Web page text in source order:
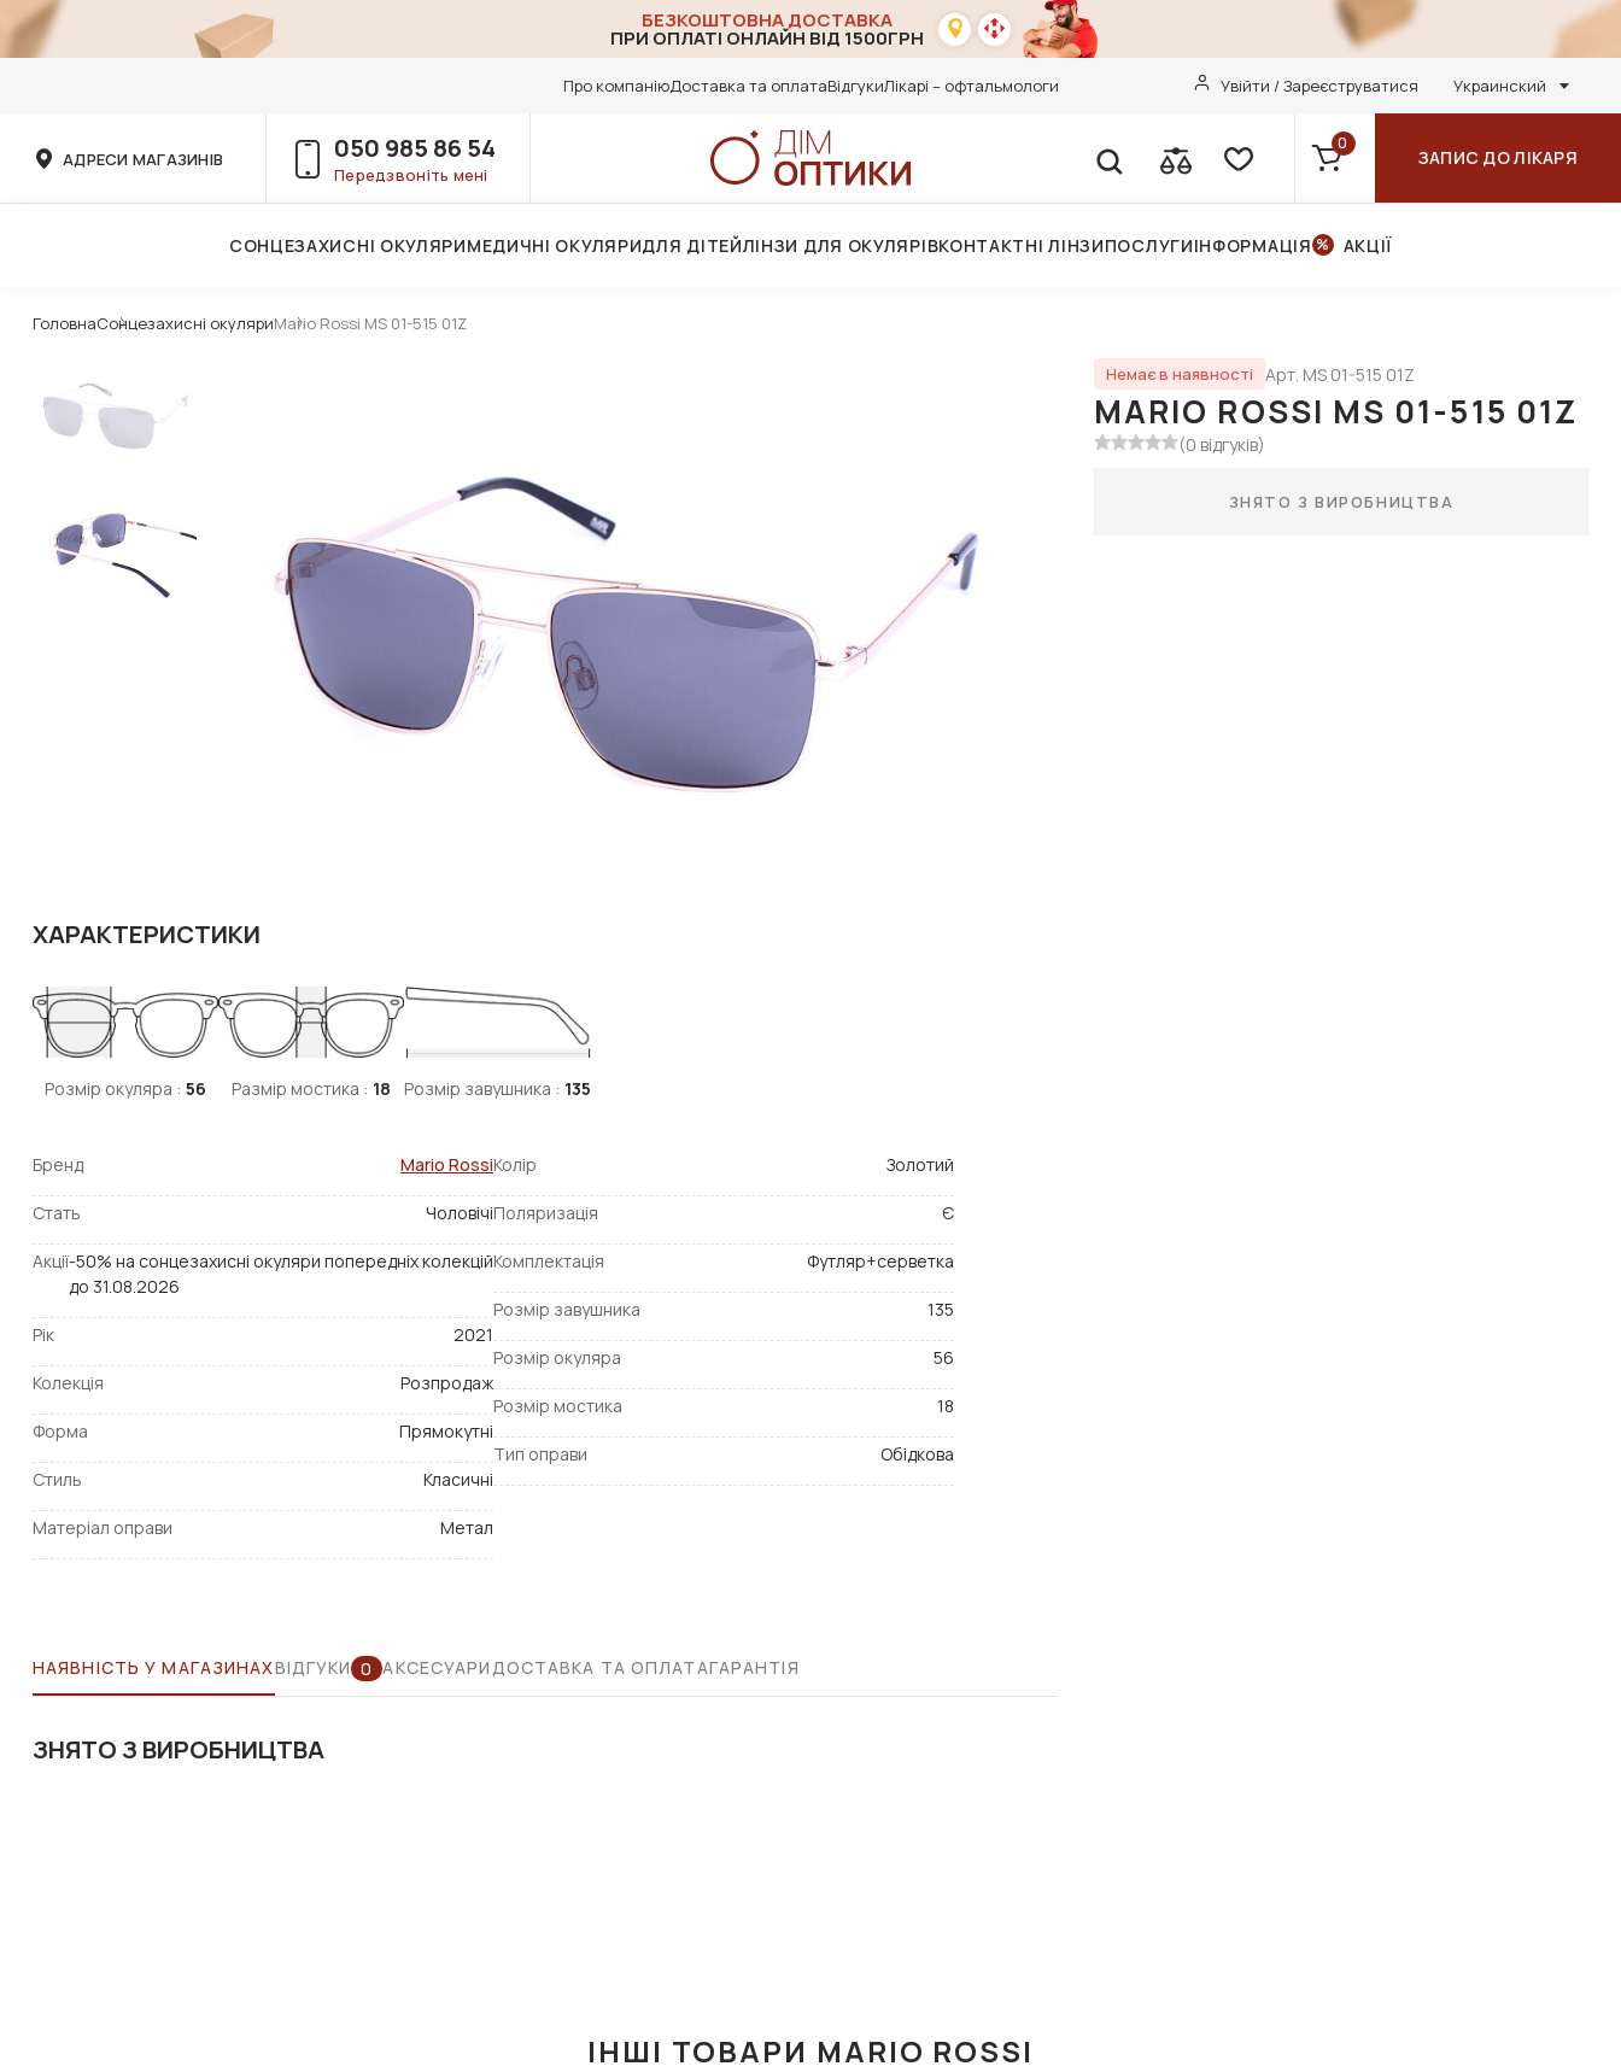
БЕЗКОШТОВНА ДОСТАВКА
ПРИ ОПЛАТІ ОНЛАЙН ВІД 1500ГРН
Про компаніюДоставка та оплатаВідгукиЛікарі – офтальмологи Увійти / Зареєструватися Украинский
АДРЕСИ МАГАЗИНІВ 050 985 86 54
Передзвоніть мені
0
ЗАПИС ДО ЛІКАРЯ
СОНЦЕЗАХИСНІ ОКУЛЯРИМЕДИЧНІ ОКУЛЯРИДЛЯ ДІТЕЙЛІНЗИ ДЛЯ ОКУЛЯРІВКОНТАКТНІ ЛІНЗИПОСЛУГИІНФОРМАЦІЯ АКЦІЇ
ГоловнаСонцезахисні окуляриMario Rossi MS 01-515 01Z
Немає в наявності Арт. MS 01-515 01Z
MARIO ROSSI MS 01-515 01Z
(0 відгуків)
ЗНЯТО З ВИРОБНИЦТВА
ХАРАКТЕРИСТИКИ
Розмір окуляра : 56 Размір мостика : 18 Розмір завушника : 135
Бренд Mario Rossi
Стать Чоловічі
Акції-50% на сонцезахисні окуляри попередніх колекцій
до 31.08.2026
Рік 2021
Колекція Розпродаж
Форма Прямокутні
Стиль Класичні
Матеріал оправи Метал
Колір Золотий
Поляризація Є
Комплектація Футляр+серветка
Розмір завушника 135
Розмір окуляра 56
Розмір мостика 18
Тип оправи Обідкова
НАЯВНІСТЬ У МАГАЗИНАХВІДГУКИ 0 АКСЕСУАРИДОСТАВКА ТА ОПЛАТАГАРАНТІЯ
ЗНЯТО З ВИРОБНИЦТВА
ІНШІ ТОВАРИ MARIO ROSSI